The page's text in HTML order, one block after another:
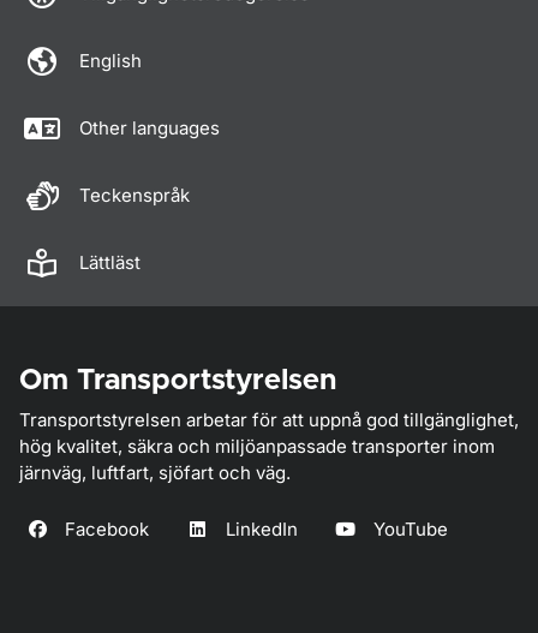
English
Other languages
Teckenspråk
Lättläst
Om Transportstyrelsen
Transportstyrelsen arbetar för att uppnå god tillgänglighet,
hög kvalitet, säkra och miljöanpassade transporter inom
järnväg, luftfart, sjöfart och väg.
Facebook LinkedIn YouTube